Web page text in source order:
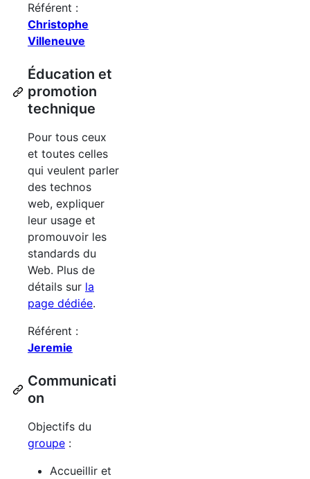
Référent :
Christophe
Villeneuve
Éducation et
promotion
technique
Pour tous ceux
et toutes celles
qui veulent parler
des technos
web, expliquer
leur usage et
promouvoir les
standards du
Web. Plus de
détails sur la
page dédiée.
Référent :
Jeremie
Communicati
on
Objectifs du
groupe :
Accueillir et